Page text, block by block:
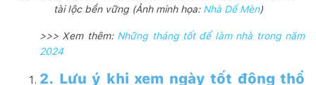
tài lộc bền vững (Ảnh minh họa: Nhà Dế Mèn)
>>> Xem thêm: Những tháng tốt để làm nhà trong năm
2024
2. Lưu ý khi xem ngày tốt động thổ